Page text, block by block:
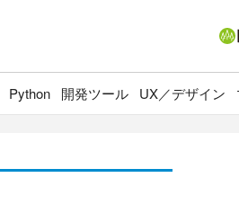
Python 開発ツール UX／デザイン